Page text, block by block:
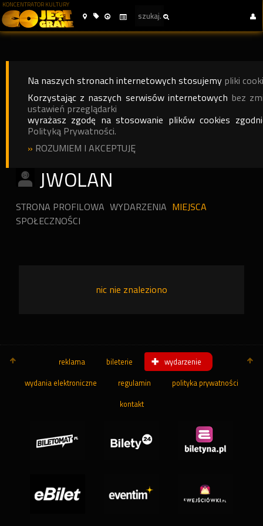
KONCENTRATOR KULTURY
Na naszych stronach internetowych stosujemy pliki
Korzystając z naszych serwisów internetowych bez
ustawień przeglądarki
wyrażasz zgodę na stosowanie plików cookies
Polityką Prywatności.
» ROZUMIEM I AKCEPTUJĘ
JWOLAN
STRONA PROFILOWA WYDARZENIA MIEJSCA
SPOŁECZNOŚCI
nic nie znaleziono
reklama bileterie wydarzenie
wydania elektroniczne regulamin polityka prywatności
kontakt